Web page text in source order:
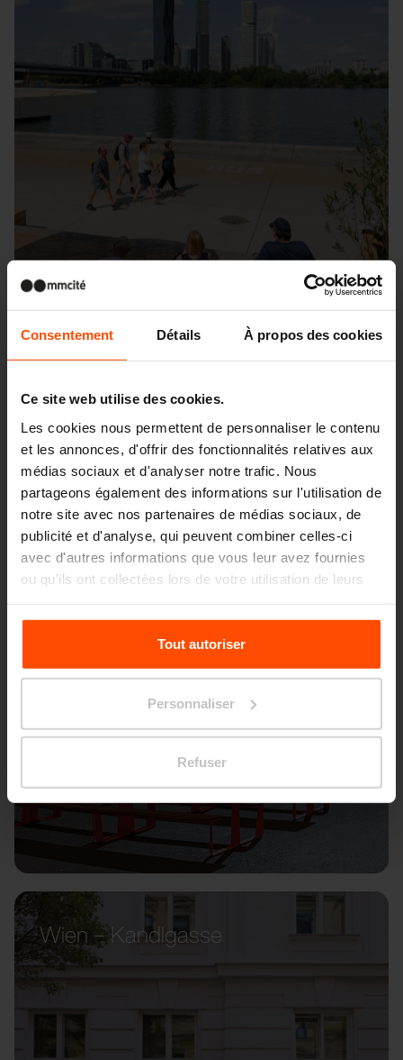
Consentement Détails À propos des cookies
Ce site web utilise des cookies.
Les cookies nous permettent de personnaliser le contenu
et les annonces, d'offrir des fonctionnalités relatives aux
médias sociaux et d'analyser notre trafic. Nous
partageons également des informations sur l'utilisation de
notre site avec nos partenaires de médias sociaux, de
publicité et d'analyse, qui peuvent combiner celles-ci
avec d'autres informations que vous leur avez fournies
ou qu'ils ont collectées lors de votre utilisation de leurs
Pour plus d'informations, veuillez consulter le
sitePrinciples Relating to the Processing Personal
Tout autoriser
Personnaliser
Refuser
Seattle – Popup park
Wien – Kandlgasse